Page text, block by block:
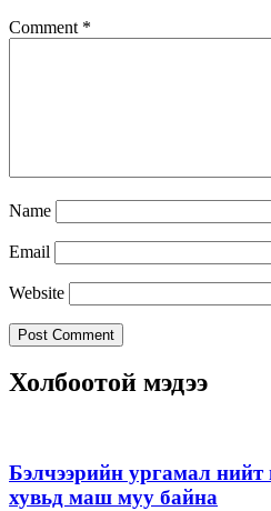
Comment *
Name
Email
Website
Холбоотой мэдээ
Бэлчээрийн ургамал
хувьд маш муу байна